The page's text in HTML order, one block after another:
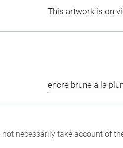
This artwork is on
encre brune à la
necessarily take account of